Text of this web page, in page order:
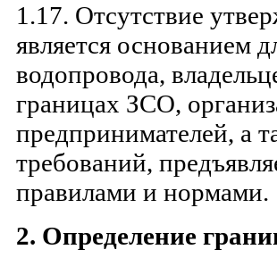
1.17. Отсутствие
является основанием
водопровода,
границах ЗСО,
предпринимателей, а
требований,
правилами и нормами.
2. Определение